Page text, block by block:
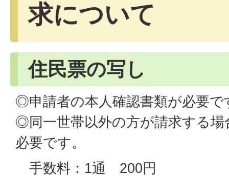
求について
住民票の写し
◎申請者の本人確認書類が必要で
◎同一世帯以外の方が請求する場
必要です。
手数料：1通 200円